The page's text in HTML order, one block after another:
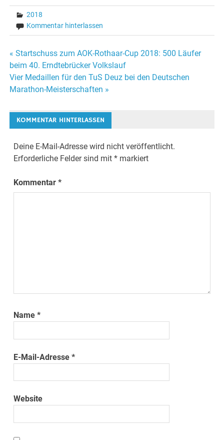
2018
Kommentar hinterlassen
Beitragsnavigation
« Startschuss zum AOK-Rothaar-Cup 2018: 500 Läufer
beim 40. Erndtebrücker Volkslauf
Vier Medaillen für den TuS Deuz bei den Deutschen
Marathon-Meisterschaften »
KOMMENTAR HINTERLASSEN
Deine E-Mail-Adresse wird nicht veröffentlicht.
Erforderliche Felder sind mit* markiert
Kommentar*
Name*
E-Mail-Adresse*
Website